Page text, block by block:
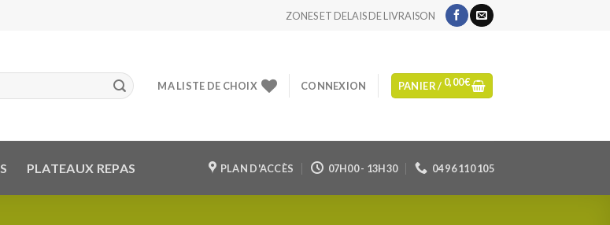
ZONES ET DELAIS DE LIVRAISON
MA LISTE DE CHOIX CONNEXION PANIER / 0,00€
PLATEAUX REPAS PLAN D'ACCÈS 07H00 - 13H30 04 96 110 105